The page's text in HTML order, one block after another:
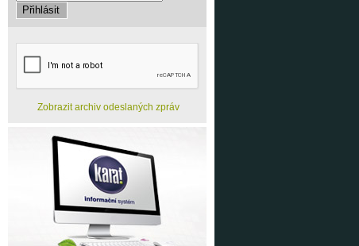
Zobrazit archiv odeslaných zpráv